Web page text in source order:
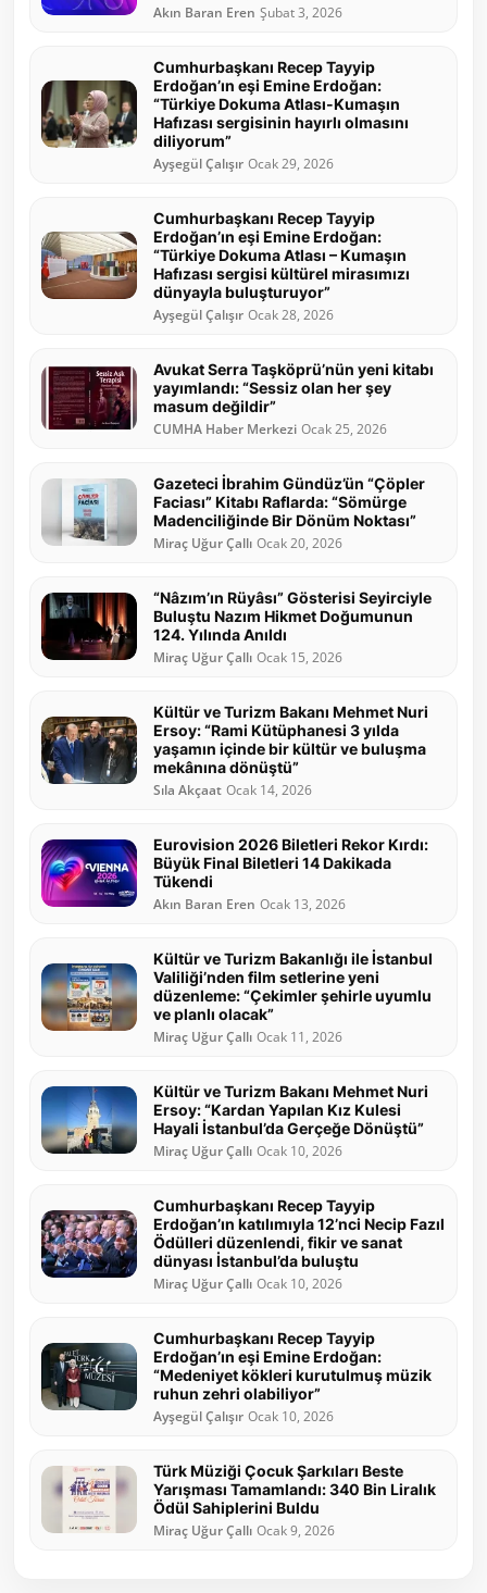
Akın Baran Eren Şubat 3, 2026
Cumhurbaşkanı Recep Tayyip
Erdoğan’ın eşi Emine Erdoğan:
“Türkiye Dokuma Atlası-Kumaşın
Hafızası sergisinin hayırlı olmasını
diliyorum”
Ayşegül Çalışır Ocak 29, 2026
Cumhurbaşkanı Recep Tayyip
Erdoğan’ın eşi Emine Erdoğan:
“Türkiye Dokuma Atlası – Kumaşın
Hafızası sergisi kültürel mirasımızı
dünyayla buluşturuyor”
Ayşegül Çalışır Ocak 28, 2026
Avukat Serra Taşköprü’nün yeni kitabı
yayımlandı: “Sessiz olan her şey
masum değildir”
CUMHA Haber Merkezi Ocak 25, 2026
Gazeteci İbrahim Gündüz’ün “Çöpler
Faciası” Kitabı Raflarda: “Sömürge
Madenciliğinde Bir Dönüm Noktası”
Miraç Uğur Çallı Ocak 20, 2026
“Nâzım’ın Rüyâsı” Gösterisi Seyirciyle
Buluştu Nazım Hikmet Doğumunun
124. Yılında Anıldı
Miraç Uğur Çallı Ocak 15, 2026
Kültür ve Turizm Bakanı Mehmet Nuri
Ersoy: “Rami Kütüphanesi 3 yılda
yaşamın içinde bir kültür ve buluşma
mekânına dönüştü”
Sıla Akçaat Ocak 14, 2026
Eurovision 2026 Biletleri Rekor Kırdı:
Büyük Final Biletleri 14 Dakikada
Tükendi
Akın Baran Eren Ocak 13, 2026
Kültür ve Turizm Bakanlığı ile İstanbul
Valiliği’nden film setlerine yeni
düzenleme: “Çekimler şehirle uyumlu
ve planlı olacak”
Miraç Uğur Çallı Ocak 11, 2026
Kültür ve Turizm Bakanı Mehmet Nuri
Ersoy: “Kardan Yapılan Kız Kulesi
Hayali İstanbul’da Gerçeğe Dönüştü”
Miraç Uğur Çallı Ocak 10, 2026
Cumhurbaşkanı Recep Tayyip
Erdoğan’ın katılımıyla 12’nci Necip Fazıl
Ödülleri düzenlendi, fikir ve sanat
dünyası İstanbul’da buluştu
Miraç Uğur Çallı Ocak 10, 2026
Cumhurbaşkanı Recep Tayyip
Erdoğan’ın eşi Emine Erdoğan:
“Medeniyet kökleri kurutulmuş müzik
ruhun zehri olabiliyor”
Ayşegül Çalışır Ocak 10, 2026
Türk Müziği Çocuk Şarkıları Beste
Yarışması Tamamlandı: 340 Bin Liralık
Ödül Sahiplerini Buldu
Miraç Uğur Çallı Ocak 9, 2026